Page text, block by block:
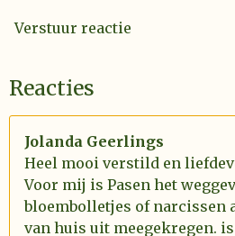
Verstuur reactie
Reacties
Jolanda Geerlings
Heel mooi verstild en
Voor mij is Pasen het
bloembolletjes of narcissen
van huis uit meegekregen.